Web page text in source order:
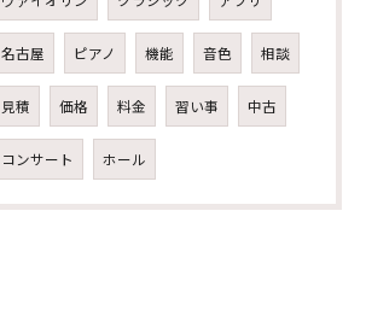
名古屋 ピアノ 機能 音色 相談
見積 価格 料金 習い事 中古
コンサート ホール